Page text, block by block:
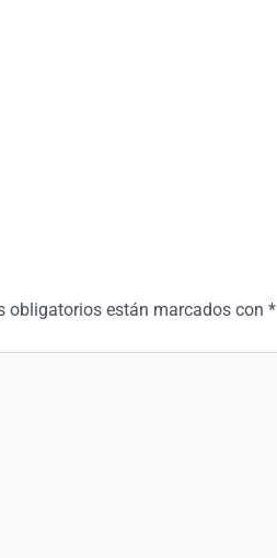
obligatorios están marcados con*